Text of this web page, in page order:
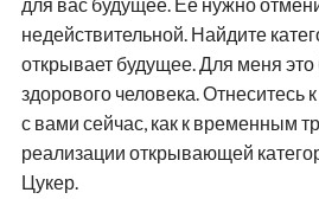
недействительной. Найдите
открывает будущее. Для меня это
здорового человека. Отнеситесь
с вами сейчас, как к временным
реализации открывающей
Цукер.